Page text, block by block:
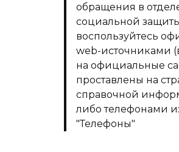
обращения в
социальной
воспользуйтесь
web-источниками
на официальные
проставлены на
справочной
либо телефонами
"Телефоны"